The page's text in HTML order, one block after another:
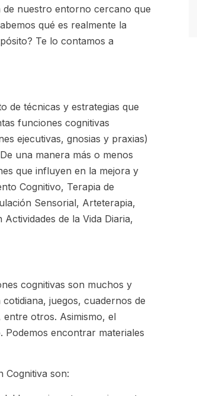
nuestro entorno cercano que
qué es realmente la
Te lo contamos a
de técnicas y estrategias que
funciones cognitivas
ejecutivas, gnosias y praxias)
una manera más o menos
que influyen en la mejora y
Cognitivo, Terapia de
Sensorial, Arteterapia,
de la Vida Diaria,
cognitivas son muchos y
juegos, cuadernos de
entre otros. Asimismo, el
encontrar materiales
Cognitiva son: